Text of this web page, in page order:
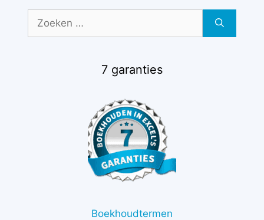
naar:
7 garanties
Boekhoudtermen